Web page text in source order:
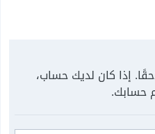
إذا كان لديك حساب،
حسابك.